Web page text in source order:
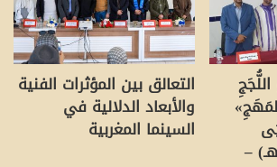
التعالق بين المؤثرات الفنية
والأبعاد الدلالية في
السينما المغربية